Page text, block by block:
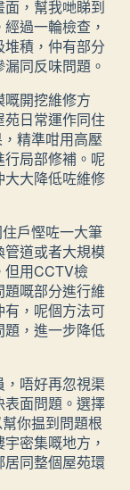
，幫我哋睇到
過一輪檢查，
積，仲有部分
同反味問題。
開挖維修方
日常運作同住
精準咁用高壓
局部修補。呢
大大降低咗維修
戶慳咗一大筆
道或者大規模
但用CCTV檢
嘅部分進行維
，呢個方法可
，進一步降低
唔好再忽視渠
面問題。選擇
幫你揾到問題根
密集嘅地方，
同整個屋苑環